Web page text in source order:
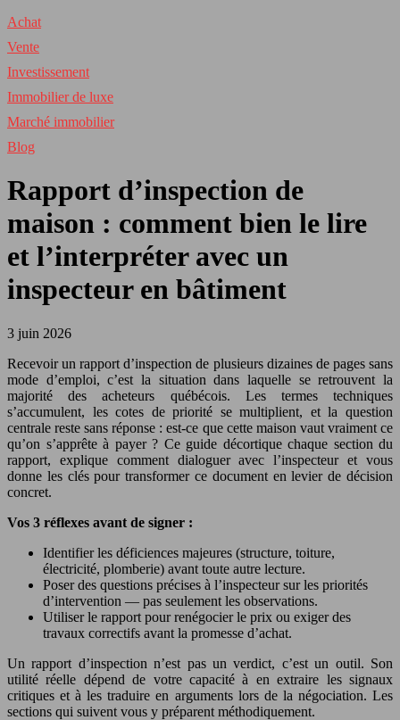
Achat
Vente
Investissement
Immobilier de luxe
Marché immobilier
Blog
Rapport d’inspection de
maison : comment bien le lire
et l’interpréter avec un
inspecteur en bâtiment
3 juin 2026
Recevoir un rapport d’inspection de plusieurs dizaines de pages sans
mode d’emploi, c’est la situation dans laquelle se retrouvent la
majorité des acheteurs québécois. Les termes techniques
s’accumulent, les cotes de priorité se multiplient, et la question
centrale reste sans réponse : est-ce que cette maison vaut vraiment ce
qu’on s’apprête à payer ? Ce guide décortique chaque section du
rapport, explique comment dialoguer avec l’inspecteur et vous
donne les clés pour transformer ce document en levier de décision
concret.
Vos 3 réflexes avant de signer :
Identifier les déficiences majeures (structure, toiture,
électricité, plomberie) avant toute autre lecture.
Poser des questions précises à l’inspecteur sur les priorités
d’intervention — pas seulement les observations.
Utiliser le rapport pour renégocier le prix ou exiger des
travaux correctifs avant la promesse d’achat.
Un rapport d’inspection n’est pas un verdict, c’est un outil. Son
utilité réelle dépend de votre capacité à en extraire les signaux
critiques et à les traduire en arguments lors de la négociation. Les
sections qui suivent vous y préparent méthodiquement.